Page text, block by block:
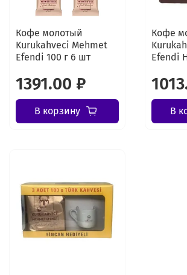
Кофе молотый
Kurukahveci Mehmet
Efendi 100 г 6 шт
1391.00 ₽
В корзину
Кофе
Efendi
В